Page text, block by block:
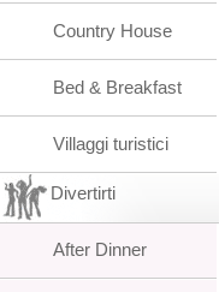
Country House
Bed & Breakfast
Villaggi turistici
Divertirti
After Dinner